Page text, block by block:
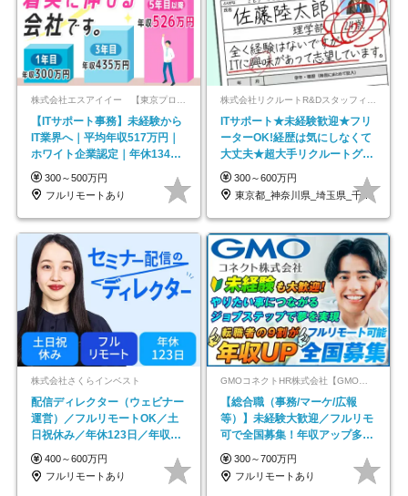
【ITサポート事務】未経験から
IT業界へ｜平均年収517万円｜
ホワイト企業認定｜年休134日
｜リモートOK
300～500万円
フルリモートあり
ITサポート★未経験歓迎★フリ
ーターOK!経歴は気にしなくて
大丈夫★超大手リクルートグル
ープの正社員/sg
300～600万円
東京都_神奈川県_埼玉県_千葉県_大阪府…
株式会社さくらインベスト
配信ディレクター（ウェビナー
運営）／フルリモートOK／土
日祝休み／年休123日／年収
600万円可
400～600万円
フルリモートあり
GMOコネクトHR株式会社【GMOインターネットグループ】
【総合職（事務/マーケ/広報
等）】未経験大歓迎／フルリモ
可で全国募集！年収アップ多数
★年休最大130日★
300～700万円
フルリモートあり